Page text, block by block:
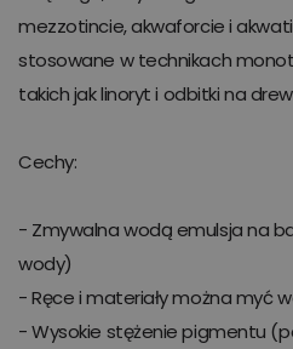
mezzotincie, akwaforcie i
stosowane w technikach
takich jak linoryt i odbitki na
Cechy:
- Zmywalna wodą emulsja na
wody)
- Ręce i materiały można myć
- Wysokie stężenie pigmentu